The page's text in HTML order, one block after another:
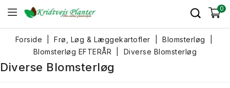
0
Forside Frø, Løg & Læggekartofler
Blomsterløg
Blomsterløg EFTERÅR
Diverse Blomsterløg
Diverse Blomsterløg